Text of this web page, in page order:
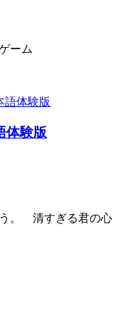
ーム
体験版
。 清すぎる君の心